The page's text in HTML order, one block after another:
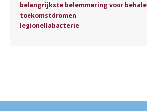
belangrijkste belemmering voor
toekomstdromen
legionellabacterie